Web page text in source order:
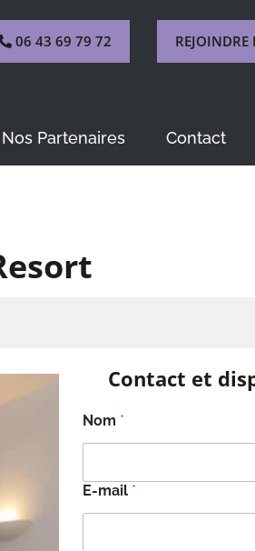
06 43 69 79 72
Nos Partenaires Contact
Contact et
Nom *
E-mail *